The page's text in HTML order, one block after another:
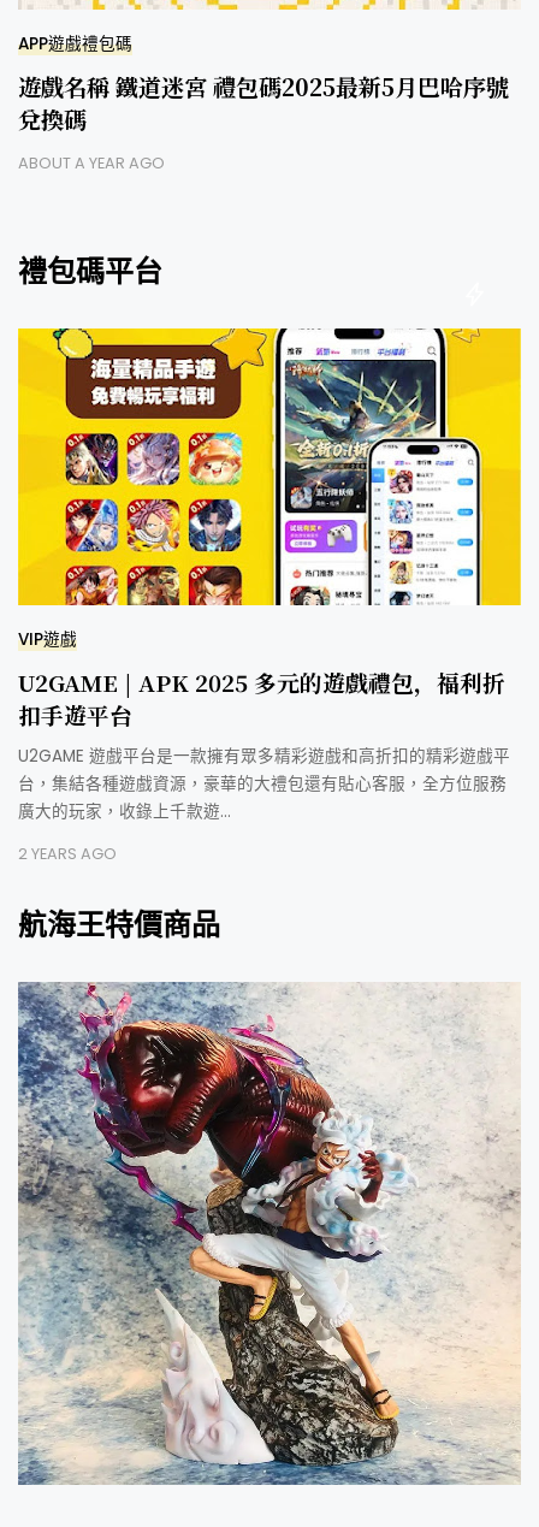
APP遊戲禮包碼
遊戲名稱 鐵道迷宮 禮包碼2025最新5月巴哈序號
兌換碼
ABOUT A YEAR AGO
禮包碼平台
VIP遊戲
U2GAME | APK 2025 多元的遊戲禮包，福利折
扣手遊平台
U2GAME 遊戲平台是一款擁有眾多精彩遊戲和高折扣的精彩遊戲平
台，集結各種遊戲資源，豪華的大禮包還有貼心客服，全方位服務
廣大的玩家，收錄上千款遊…
2 YEARS AGO
航海王特價商品